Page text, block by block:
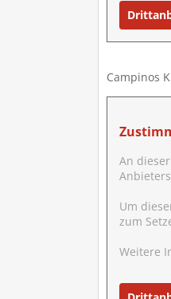
Campinos
An
Um
zum
Weitere